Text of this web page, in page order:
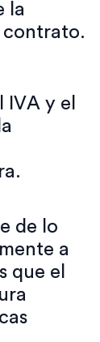
la
contrato.
y el
de lo
a
que el